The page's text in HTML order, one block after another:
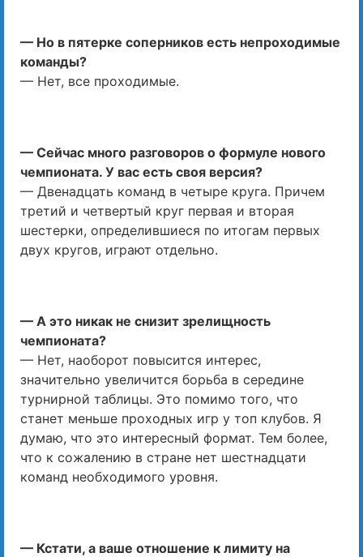
— Но в пятерке соперников есть непроходимые
команды?
— Нет, все проходимые.
— Сейчас много разговоров о формуле нового
чемпионата. У вас есть своя версия?
— Двенадцать команд в четыре круга. Причем
третий и четвертый круг первая и вторая
шестерки, определившиеся по итогам первых
двух кругов, играют отдельно.
— А это никак не снизит зрелищность
чемпионата?
— Нет, наоборот повысится интерес,
значительно увеличится борьба в середине
турнирной таблицы. Это помимо того, что
станет меньше проходных игр у топ клубов. Я
думаю, что это интересный формат. Тем более,
что к сожалению в стране нет шестнадцати
команд необходимого уровня.
— Кстати, а ваше отношение к лимиту на